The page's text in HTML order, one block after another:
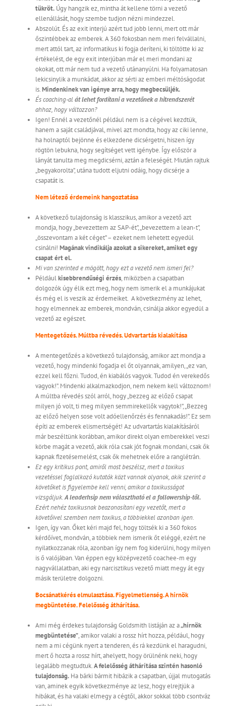
tükröt. Úgy hangzik ez, mintha át kellene törni a vezető
ellenállását, hogy szembe tudjon nézni mindezzel.
Abszolút. És az exit interjú azért tud jobb lenni, mert ott már
őszintébbek az emberek. A 360 fokosban nem meri felvállalni,
mert attól tart, az informatikus ki fogja deríteni, ki töltötte ki az
értékelést, de egy exit interjúban már el meri mondani az
okokat, ott már nem tud a vezető utánanyúlni. Ha folyamatosan
lekicsinylik a munkádat, akkor az sérti az emberi méltóságodat
is.Mindenkinek van igénye arra, hogy megbecsüljék.
És coaching-alát lehet fordítani a vezetőnek a hitrendszerét
ahhoz, hogy változzon?
Igen! Ennél a vezetőnél például nem is a cégével kezdtük,
hanem a saját családjával, mivel azt mondta, hogy az ciki lenne,
ha holnaptól bejönne és elkezdene dicsérgetni, hiszen így
rögtön lebukna, hogy segítséget vett igénybe. Így először a
lányát tanulta meg megdicsérni, aztán a feleségét. Miután rajtuk
„begyakorolta”, utána tudott eljutni odáig, hogy dicsérje a
csapatát is.
Nem létező érdemeink hangoztatása
A következő tulajdonság is klasszikus, amikor a vezető azt
mondja, hogy „bevezettem az SAP-ét”, „bevezettem a lean-t”,
„összevontam a két céget” – ezeket nem lehetett egyedül
csinálni! Magának vindikálja azokat a sikereket, amiket egy
csapat ért el.
Mi van szerinted e mögött, hogy ezt a vezető nem ismeri fel?
Példáulkisebbrendűségi érzés, miközben a csapatban
dolgozók úgy élik ezt meg, hogy nem ismerik el a munkájukat
és még el is veszik az érdemeiket. A következmény az lehet,
hogy elmennek az emberek, mondván, csinálja akkor egyedül a
vezető az egészet.
Mentegetőzés. Múltba révedés. Udvartartás kialakítása
A mentegetőzés a következő tulajdonság, amikor azt mondja a
vezető, hogy mindenki fogadja el őt olyannak, amilyen, „ez van,
ezzel kell főzni. Tudod, én kiabálós vagyok. Tudod én verekedős
vagyok!”. Mindenki alkalmazkodjon, nem nekem kell változnom!
A múltba révedés szól arról, hogy „bezzeg az előző csapat
milyen jó volt, ti meg milyen semmirekellők vagytok!”, „Bezzeg
az előző helyen sose volt adóellenőrzés és fennakadás!”. Ez sem
építi az emberek elismertségét! Az udvartartás kialakításáról
már beszéltünk korábban, amikor direkt olyan emberekkel veszi
körbe magát a vezető, akik róla csak jót fognak mondani, csak ők
kapnak fizetésemelést, csak ők mehetnek előre a ranglétrán.
Ez egy kritikus pont, amiről most beszélsz, mert a toxikus
vezetéssel foglalkozó kutatók közt vannak olyanok, akik szerint a
követőket is figyelembe kell venni, amikor a toxikusságot
vizsgáljuk.A leaderhsip nem választható el a followership-től.
Ezért nehéz toxikusnak beazonosítani egy vezetőt, mert a
követőivel szemben nem toxikus, a többiekkel azonban igen.
Igen, így van. Őket kéri majd fel, hogy töltsék ki a 360 fokos
kérdőívet, mondván, a többiek nem ismerik őt eléggé, ezért ne
nyilatkozzanak róla, azonban így nem fog kiderülni, hogy milyen
is ő valójában. Van éppen egy középvezető coachee-m egy
nagyvállalatban, aki egy narcisztikus vezető miatt megy át egy
másik területre dolgozni.
Bocsánatkérés elmulasztása. Figyelmetlenség. A hírnök
megbüntetése. Felelősség áthárítása.
Ami még érdekes tulajdonság Goldsmith listáján az a„hírnök
megbüntetése”, amikor valaki a rossz hírt hozza, például, hogy
nem a mi cégünk nyert a tenderen, és rá kezdünk el haragudni,
mert ő hozta a rossz hírt, ahelyett, hogy örülnénk neki, hogy
legalább megtudtuk.A felelősség áthárítása szintén hasonló
tulajdonság. Ha bárki bármit hibázik a csapatban, újjal mutogatás
van, aminek egyik következménye az lesz, hogy elrejtjük a
hibákat, és ha valaki elmegy a cégtől, akkor sokkal több csontváz